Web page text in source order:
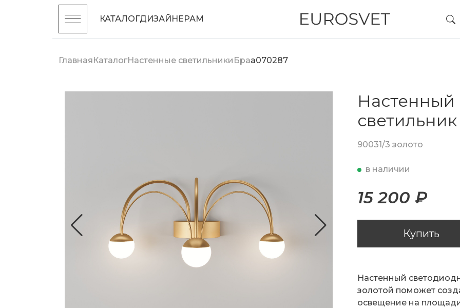
КАТАЛОГДИЗАЙНЕРАМ
ГлавнаяКаталогНастенные светильники Браa070287
Настенный
90031/3 золото
в наличии
15 200 ₽
Купить
Настенный
золотой поможет
освещение на